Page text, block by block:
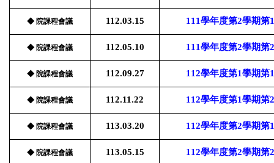
◆ 院課程會議 112.03.15 111學年度第2學期第
◆ 院課程會議 112.05.10 111學年度第2學期第
◆ 院課程會議 112.09.27 112學年度第1學期第
◆ 院課程會議 112.11.22 112學年度第1學期第
◆ 院課程會議 113.03.20 112學年度第2學期第
◆ 院課程會議 113.05.15 112學年度第2學期第